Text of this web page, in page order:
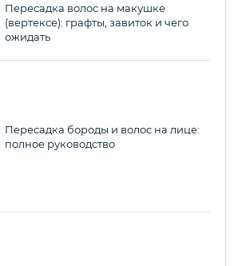
Пересадка волос на макушке
(вертексе): графты, завиток и чего
ожидать
Пересадка бороды и волос на лице:
полное руководство